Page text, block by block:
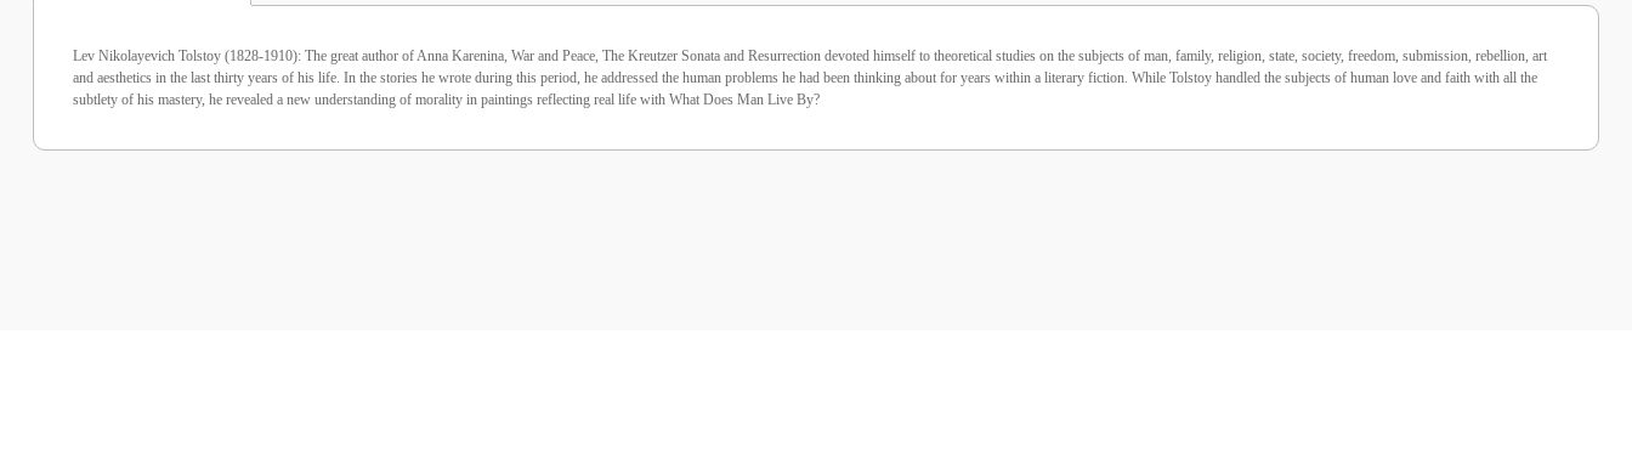
Lev Nikolayevich Tolstoy (1828-1910): The great author of Anna Karenina, War and Peace, The Kreutzer Sonata and Resurrection devoted himself to theoretical studies on the subjects of man, family, religion, state, society, freedom, submission, rebellion, art
and aesthetics in the last thirty years of his life. In the stories he wrote during this period, he addressed the human problems he had been thinking about for years within a literary fiction. While Tolstoy handled the subjects of human love and faith with all the
subtlety of his mastery, he revealed a new understanding of morality in paintings reflecting real life with What Does Man Live By?